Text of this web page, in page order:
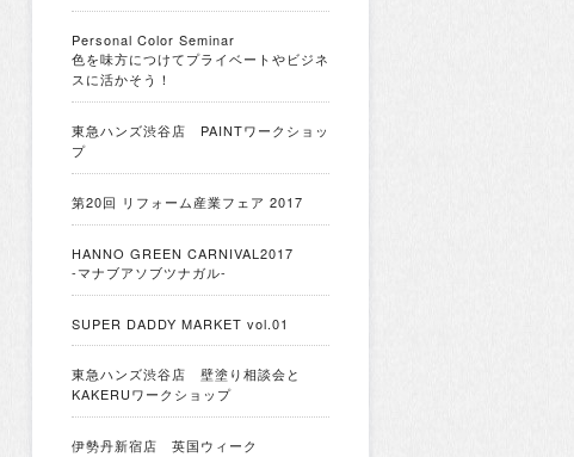
Personal Color Seminar
色を味方につけてプライベートやビジネ
スに活かそう！
東急ハンズ渋谷店 PAINTワークショッ
プ
第20回 リフォーム産業フェア 2017
HANNO GREEN CARNIVAL2017
-マナブアソブツナガル-
SUPER DADDY MARKET vol.01
東急ハンズ渋谷店 壁塗り相談会と
KAKERUワークショップ
伊勢丹新宿店 英国ウィーク